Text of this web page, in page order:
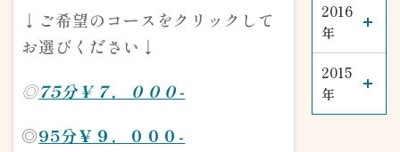
↓ご希望のコースをクリックして
お選びください↓
◎75分￥７，０００-
◎95分￥９，０００-
2016
年
2015
年